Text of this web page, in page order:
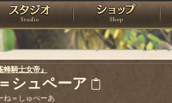
リエ スタジオ シ
蜂騎士女帝』
シュペーア
ね＝しゅぺーあ